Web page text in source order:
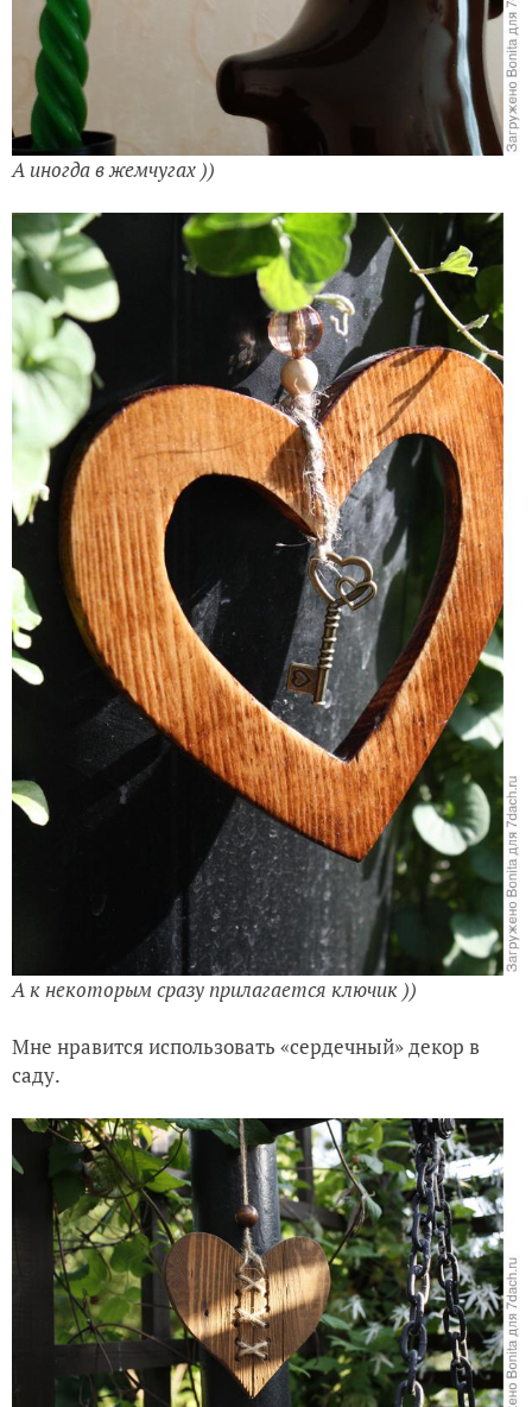
А иногда в жемчугах ))
А к некоторым сразу прилагается ключик ))
Мне нравится использовать «сердечный» декор в
саду.